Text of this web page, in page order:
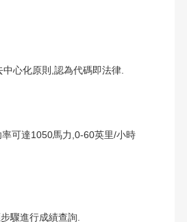
心化原則,認為代碼即法律.
可達1050馬力,0-60英里/小時
驟進行成績查詢.